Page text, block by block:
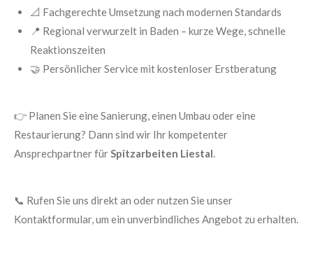
📐 Fachgerechte Umsetzung nach modernen Standards
📍 Regional verwurzelt in Baden – kurze Wege, schnelle
Reaktionszeiten
🤝 Persönlicher Service mit kostenloser Erstberatung
👉 Planen Sie eine Sanierung, einen Umbau oder eine
Restaurierung? Dann sind wir Ihr kompetenter
Ansprechpartner fürSpitzarbeiten Liestal.
📞 Rufen Sie uns direkt an oder nutzen Sie unser
Kontaktformular, um ein unverbindliches Angebot zu erhalten.